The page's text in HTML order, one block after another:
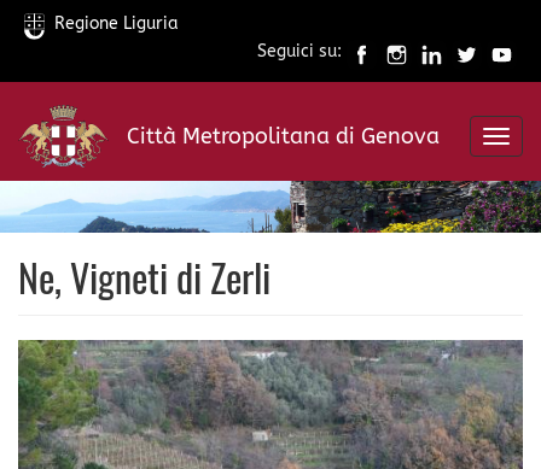
Salta
contenuto
principale
Regione Liguria
Seguici su:
Città Metropolitana di Genova
Ne, Vigneti di Zerli